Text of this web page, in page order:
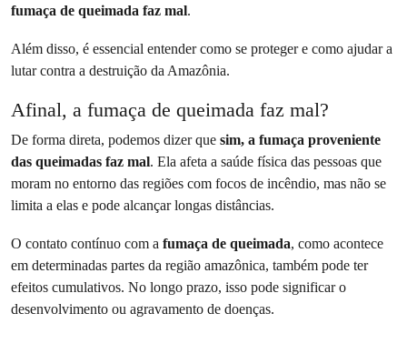
fumaça de queimada faz mal.
Além disso, é essencial entender como se proteger e como ajudar a
lutar contra a destruição da Amazônia.
Afinal, a fumaça de queimada faz mal?
De forma direta, podemos dizer que sim, a fumaça proveniente
das queimadas faz mal. Ela afeta a saúde física das pessoas que
moram no entorno das regiões com focos de incêndio, mas não se
limita a elas e pode alcançar longas distâncias.
O contato contínuo com a fumaça de queimada, como acontece
em determinadas partes da região amazônica, também pode ter
efeitos cumulativos. No longo prazo, isso pode significar o
desenvolvimento ou agravamento de doenças.